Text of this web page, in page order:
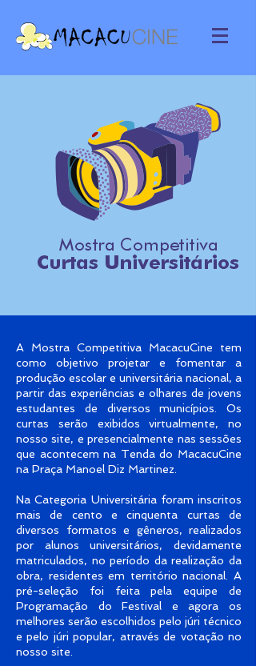
A Mostra Competitiva MacacuCine tem
como objetivo projetar e fomentar a
produção escolar e universitária nacional, a
partir das experiências e olhares de jovens
estudantes de diversos municípios. Os
curtas serão exibidos virtualmente, no
nosso site, e presencialmente nas sessões
que acontecem na Tenda do MacacuCine
na Praça Manoel Diz Martinez.
Na Categoria Universitária foram inscritos
mais de cento e cinquenta curtas de
diversos formatos e gêneros, realizados
por alunos universitários, devidamente
matriculados, no período da realização da
obra, residentes em território nacional. A
pré-seleção foi feita pela equipe de
Programação do Festival e agora os
melhores serão escolhidos pelo júri técnico
e pelo júri popular, através de votação no
nosso site.